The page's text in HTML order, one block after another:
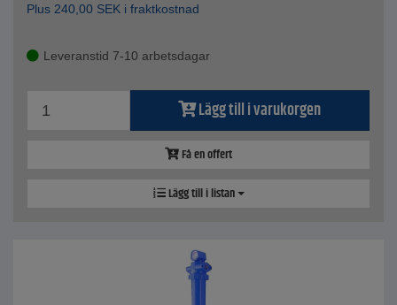
Plus 240,00 SEK i fraktkostnad
Leveranstid 7-10 arbetsdagar
Lägg till i varukorgen
Få en offert
Lägg till i listan